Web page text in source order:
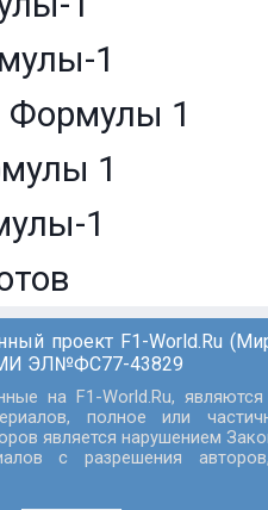
1
Формулы 1
1
1
проект F1-World.Ru
ЭЛ№ФС77-43829
на F1-World.Ru,
полное или
является нарушением
с разрешения